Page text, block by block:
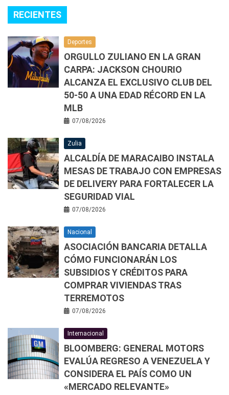
RECIENTES
Deportes
ORGULLO ZULIANO EN LA GRAN
CARPA: JACKSON CHOURIO
ALCANZA EL EXCLUSIVO CLUB DEL
50-50 A UNA EDAD RÉCORD EN LA
MLB
07/08/2026
Zulia
ALCALDÍA DE MARACAIBO INSTALA
MESAS DE TRABAJO CON EMPRESAS
DE DELIVERY PARA FORTALECER LA
SEGURIDAD VIAL
07/08/2026
Nacional
ASOCIACIÓN BANCARIA DETALLA
CÓMO FUNCIONARÁN LOS
SUBSIDIOS Y CRÉDITOS PARA
COMPRAR VIVIENDAS TRAS
TERREMOTOS
07/08/2026
Internacional
BLOOMBERG: GENERAL MOTORS
EVALÚA REGRESO A VENEZUELA Y
CONSIDERA EL PAÍS COMO UN
«MERCADO RELEVANTE»